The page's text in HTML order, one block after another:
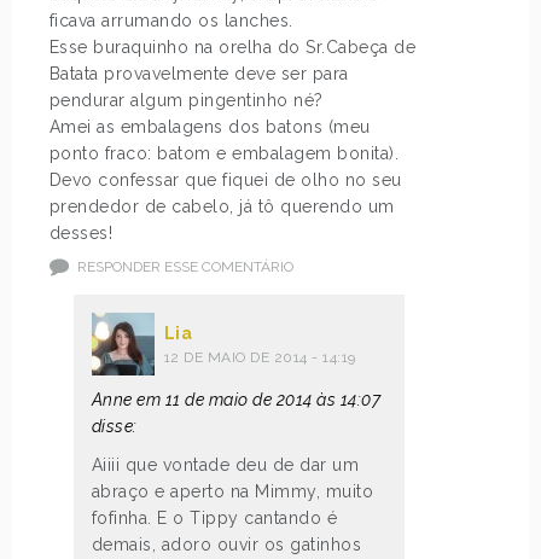
ficava arrumando os lanches.
Esse buraquinho na orelha do Sr.Cabeça de
Batata provavelmente deve ser para
pendurar algum pingentinho né?
Amei as embalagens dos batons (meu
ponto fraco: batom e embalagem bonita).
Devo confessar que fiquei de olho no seu
prendedor de cabelo, já tô querendo um
desses!
RESPONDER ESSE COMENTÁRIO
Lia
12 DE MAIO DE 2014 - 14:19
Anne em 11 de maio de 2014 às 14:07
disse:
Aiiii que vontade deu de dar um
abraço e aperto na Mimmy, muito
fofinha. E o Tippy cantando é
demais, adoro ouvir os gatinhos